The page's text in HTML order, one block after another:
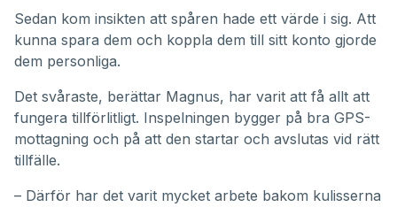
Sedan kom insikten att spåren hade ett värde i sig. Att
kunna spara dem och koppla dem till sitt konto gjorde
dem personliga.
Det svåraste, berättar Magnus, har varit att få allt att
fungera tillförlitligt. Inspelningen bygger på bra GPS-
mottagning och på att den startar och avslutas vid rätt
tillfälle.
– Därför har det varit mycket arbete bakom kulisserna